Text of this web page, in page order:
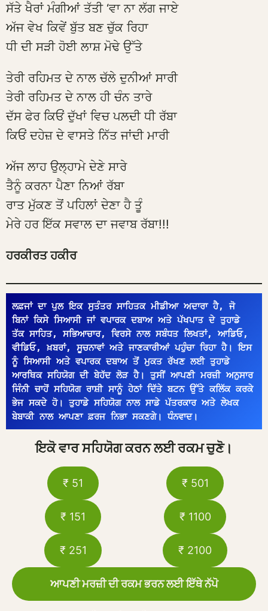
ਸੱਤੇ ਖੈਰਾਂ ਮੰਗੀਆਂ ਤੱਤੀ ‘ਵਾ ਨਾ ਲੱਗ ਜਾਏ
ਅੱਜ ਵੇਖ ਕਿਵੇਂ ਬੁੱਤ ਬਣ ਚੁੱਕ ਰਿਹਾ
ਧੀ ਦੀ ਸੜੀ ਹੋਈ ਲਾਸ਼ ਮੋਢੇ ਉੱਤੇ
ਤੇਰੀ ਰਹਿਮਤ ਦੇ ਨਾਲ ਚੱਲੇ ਦੁਨੀਆਂ ਸਾਰੀ
ਤੇਰੀ ਰਹਿਮਤ ਦੇ ਨਾਲ ਹੀ ਚੰਨ ਤਾਰੇ
ਦੱਸ ਫੇਰ ਕਿਓਂ ਦੁੱਖਾਂ ਵਿਚ ਪਲਦੀ ਧੀ ਰੱਬਾ
ਕਿਓਂ ਦਹੇਜ਼ ਦੇ ਵਾਸਤੇ ਨਿੱਤ ਜਾਂਦੀ ਮਾਰੀ
ਅੱਜ ਲਾਹ ਉਲ੍ਹਾਮੇ ਦੇਣੇ ਸਾਰੇ
ਤੈਨੂੰ ਕਰਨਾ ਪੈਣਾ ਨਿਆਂ ਰੱਬਾ
ਰਾਤ ਮੁੱਕਣ ਤੋਂ ਪਹਿਲਾਂ ਦੇਣਾ ਹੈ ਤੂੰ
ਮੇਰੇ ਹਰ ਇੱਕ ਸਵਾਲ ਦਾ ਜਵਾਬ ਰੱਬਾ!!!
ਹਰਕੀਰਤ ਹਕੀਰ
ਲਫ਼ਜਾਂ ਦਾ ਪੁਲ ਇਕ ਸੁਤੰਤਰ ਸਾਹਿਤਕ ਮੀਡੀਆ ਅਦਾਰਾ ਹੈ, ਜੋ
ਬਿਨਾਂ ਕਿਸੇ ਸਿਆਸੀ ਜਾਂ ਵਪਾਰਕ ਦਬਾਅ ਅਤੇ ਪੱਖਪਾਤ ਦੇ ਤੁਹਾਡੇ
ਤੱਕ ਸਾਹਿਤ, ਸਭਿਆਚਾਰ, ਵਿਰਸੇ ਨਾਲ ਸਬੰਧਤ ਲਿਖਤਾਂ, ਆਡਿਓ,
ਵੀਡਿਓ, ਖ਼ਬਰਾਂ, ਸੂਚਨਾਵਾਂ ਅਤੇ ਜਾਣਕਾਰੀਆਂ ਪਹੁੰਚਾ ਰਿਹਾ ਹੈ। ਇਸ
ਨੂੰ ਸਿਆਸੀ ਅਤੇ ਵਪਾਰਕ ਦਬਾਅ ਤੋਂ ਮੁਕਤ ਰੱਖਣ ਲਈ ਤੁਹਾਡੇ
ਆਰਥਿਕ ਸਹਿਯੋਗ ਦੀ ਬੇਹੱਦ ਲੋੜ ਹੈ। ਤੁਸੀਂ ਆਪਣੀ ਮਰਜ਼ੀ ਅਨੁਸਾਰ
ਜਿੰਨੀ ਚਾਹੋਂ ਸਹਿਯੋਗ ਰਾਸ਼ੀ ਸਾਨੂੰ ਹੇਠਾਂ ਦਿੱਤੇ ਬਟਨ ਉੱਤੇ ਕਲਿੱਕ ਕਰਕੇ
ਭੇਜ ਸਕਦੇ ਹੋ। ਤੁਹਾਡੇ ਸਹਿਯੋਗ ਨਾਲ ਸਾਡੇ ਪੱਤਰਕਾਰ ਅਤੇ ਲੇਖਕ
ਬੇਬਾਕੀ ਨਾਲ ਆਪਣਾ ਫ਼ਰਜ ਨਿਭਾ ਸਕਣਗੇ। ਧੰਨਵਾਦ।
ਇਕੋ ਵਾਰ ਸਹਿਯੋਗ ਕਰਨ ਲਈ ਰਕਮ ਚੁਣੋ।
₹ 51
₹ 151
₹ 251
₹ 501
₹ 1100
₹ 2100
ਆਪਣੀ ਮਰਜ਼ੀ ਦੀ ਰਕਮ ਭਰਨ ਲਈ ਇੱਥੇ ਨੱਪੋ